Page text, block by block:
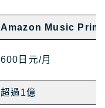
Amazon Music
600日元/月
超過1億